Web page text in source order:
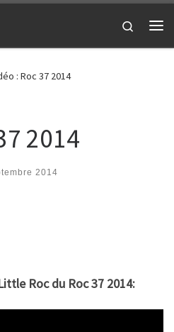
Search
: Roc 37 2014
2014
2014
Roc du Roc 37 2014: